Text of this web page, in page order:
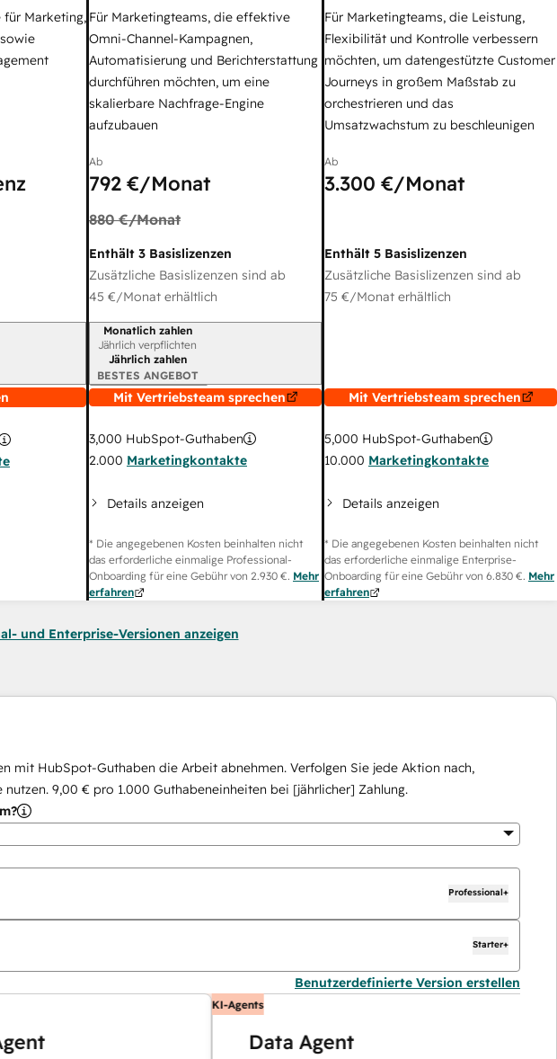
für Marketing, Für Marketingteams, die effektive
Omni-Channel-Kampagnen,
Automatisierung und Berichterstattung
durchführen möchten, um eine
skalierbare Nachfrage-Engine
aufzubauen
Ab
792 €/Monat
880 €/Monat
Enthält 3 Basislizenzen
Zusätzliche Basislizenzen sind ab
45 €/Monat erhältlich
Abrechnungszeitraum
Monatlich zahlen
Jährlich verpflichten
Jährlich zahlen
BESTES ANGEBOT
Mit Vertriebsteam sprechen
3,000 HubSpot-Guthaben
2.000 Marketingkontakte
Details anzeigen
* Die angegebenen Kosten beinhalten nicht
das erforderliche einmalige Professional-
Onboarding für eine Gebühr von 2.930 €. Mehr
erfahren
Für Marketingteams, die Leistung,
Flexibilität und Kontrolle verbessern
möchten, um datengestützte Customer
Journeys in großem Maßstab zu
orchestrieren und das
Umsatzwachstum zu beschleunigen
Ab
3.300 €/Monat
Enthält 5 Basislizenzen
Zusätzliche Basislizenzen sind ab
75 €/Monat erhältlich
Mit Vertriebsteam sprechen
5,000 HubSpot-Guthaben
10.000 Marketingkontakte
Details anzeigen
* Die angegebenen Kosten beinhalten nicht
das erforderliche einmalige Enterprise-
Onboarding für eine Gebühr von 6.830 €. Mehr
erfahren
und Enterprise-Versionen anzeigen
mit HubSpot-Guthaben die Arbeit abnehmen. Verfolgen Sie jede Aktion nach,
nutzen. 9,00 € pro 1.000 Guthabeneinheiten bei [jährlicher] Zahlung.
Professional+
Starter+
Benutzerdefinierte Version erstellen
KI-Agents
Data Agent